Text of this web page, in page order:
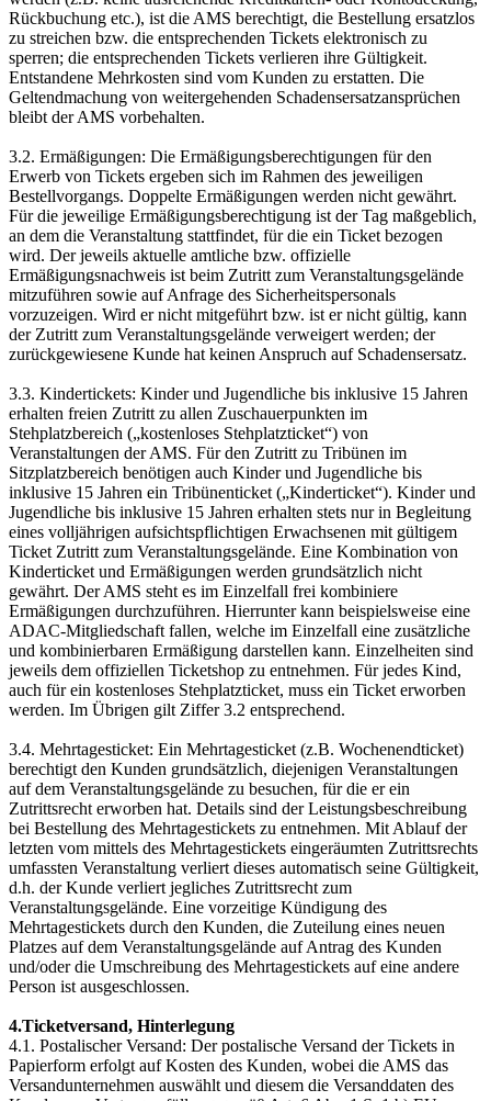
Rückbuchung etc.), ist die AMS berechtigt, die Bestellung ersatzlos
zu streichen bzw. die entsprechenden Tickets elektronisch zu
sperren; die entsprechenden Tickets verlieren ihre Gültigkeit.
Entstandene Mehrkosten sind vom Kunden zu erstatten. Die
Geltendmachung von weitergehenden Schadensersatzansprüchen
bleibt der AMS vorbehalten.
3.2. Ermäßigungen: Die Ermäßigungsberechtigungen für den
Erwerb von Tickets ergeben sich im Rahmen des jeweiligen
Bestellvorgangs. Doppelte Ermäßigungen werden nicht gewährt.
Für die jeweilige Ermäßigungsberechtigung ist der Tag maßgeblich,
an dem die Veranstaltung stattfindet, für die ein Ticket bezogen
wird. Der jeweils aktuelle amtliche bzw. offizielle
Ermäßigungsnachweis ist beim Zutritt zum Veranstaltungsgelände
mitzuführen sowie auf Anfrage des Sicherheitspersonals
vorzuzeigen. Wird er nicht mitgeführt bzw. ist er nicht gültig, kann
der Zutritt zum Veranstaltungsgelände verweigert werden; der
zurückgewiesene Kunde hat keinen Anspruch auf Schadensersatz.
3.3. Kindertickets: Kinder und Jugendliche bis inklusive 15 Jahren
erhalten freien Zutritt zu allen Zuschauerpunkten im
Stehplatzbereich („kostenloses Stehplatzticket“) von
Veranstaltungen der AMS. Für den Zutritt zu Tribünen im
Sitzplatzbereich benötigen auch Kinder und Jugendliche bis
inklusive 15 Jahren ein Tribünenticket („Kinderticket“). Kinder und
Jugendliche bis inklusive 15 Jahren erhalten stets nur in Begleitung
eines volljährigen aufsichtspflichtigen Erwachsenen mit gültigem
Ticket Zutritt zum Veranstaltungsgelände. Eine Kombination von
Kinderticket und Ermäßigungen werden grundsätzlich nicht
gewährt. Der AMS steht es im Einzelfall frei kombiniere
Ermäßigungen durchzuführen. Hierrunter kann beispielsweise eine
ADAC-Mitgliedschaft fallen, welche im Einzelfall eine zusätzliche
und kombinierbaren Ermäßigung darstellen kann. Einzelheiten sind
jeweils dem offiziellen Ticketshop zu entnehmen. Für jedes Kind,
auch für ein kostenloses Stehplatzticket, muss ein Ticket erworben
werden. Im Übrigen gilt Ziffer 3.2 entsprechend.
3.4. Mehrtagesticket: Ein Mehrtagesticket (z.B. Wochenendticket)
berechtigt den Kunden grundsätzlich, diejenigen Veranstaltungen
auf dem Veranstaltungsgelände zu besuchen, für die er ein
Zutrittsrecht erworben hat. Details sind der Leistungsbeschreibung
bei Bestellung des Mehrtagestickets zu entnehmen. Mit Ablauf der
letzten vom mittels des Mehrtagestickets eingeräumten Zutrittsrechts
umfassten Veranstaltung verliert dieses automatisch seine Gültigkeit,
d.h. der Kunde verliert jegliches Zutrittsrecht zum
Veranstaltungsgelände. Eine vorzeitige Kündigung des
Mehrtagestickets durch den Kunden, die Zuteilung eines neuen
Platzes auf dem Veranstaltungsgelände auf Antrag des Kunden
und/oder die Umschreibung des Mehrtagestickets auf eine andere
Person ist ausgeschlossen.
4.Ticketversand, Hinterlegung
4.1. Postalischer Versand: Der postalische Versand der Tickets in
Papierform erfolgt auf Kosten des Kunden, wobei die AMS das
Versandunternehmen auswählt und diesem die Versanddaten des